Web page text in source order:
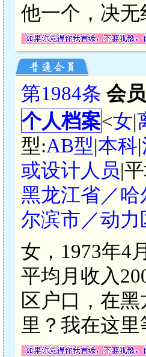
他一个，决
第1984条 会
个人档案<女|
型:AB型|本科|
或设计人员|
黑龙江省／
尔滨市／动力
女，1973年4
平均月收入
区户口，在
里？我在这里